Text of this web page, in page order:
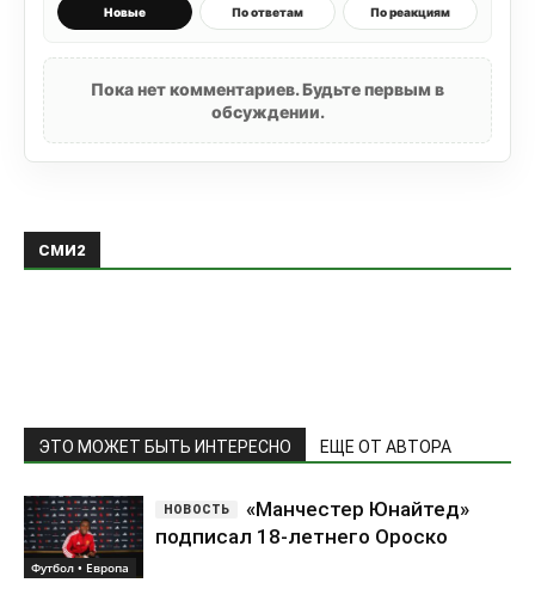
Новые По ответам По реакциям
Пока нет комментариев. Будьте первым в
обсуждении.
СМИ2
ЭТО МОЖЕТ БЫТЬ ИНТЕРЕСНО ЕЩЕ ОТ АВТОРА
Футбол • Европа
«Манчестер Юнайтед»
подписал 18-летнего Ороско